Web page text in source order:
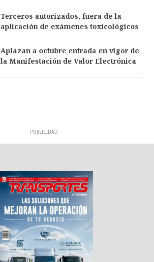
Terceros autorizados, fuera de la
aplicación de exámenes toxicológicos
Aplazan a octubre entrada en vigor de
la Manifestación de Valor Electrónica
PUBLICIDAD